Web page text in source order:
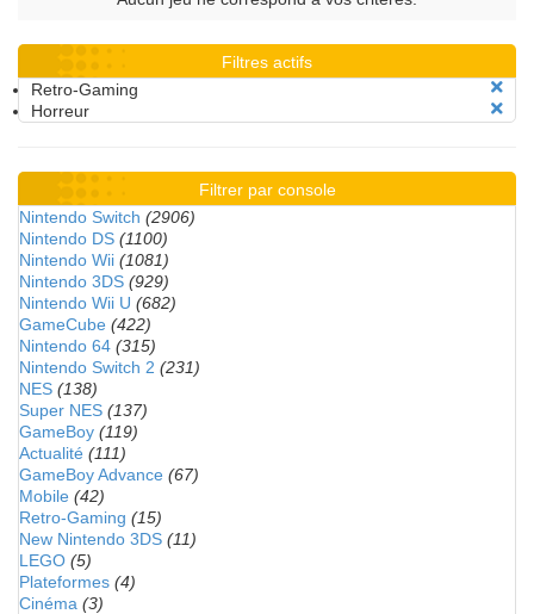
Filtres actifs
Retro-Gaming
Horreur
Filtrer par console
Nintendo Switch (2906)
Nintendo DS (1100)
Nintendo Wii (1081)
Nintendo 3DS (929)
Nintendo Wii U (682)
GameCube (422)
Nintendo 64 (315)
Nintendo Switch 2 (231)
NES (138)
Super NES (137)
GameBoy (119)
Actualité (111)
GameBoy Advance (67)
Mobile (42)
Retro-Gaming (15)
New Nintendo 3DS (11)
LEGO (5)
Plateformes (4)
Cinéma (3)